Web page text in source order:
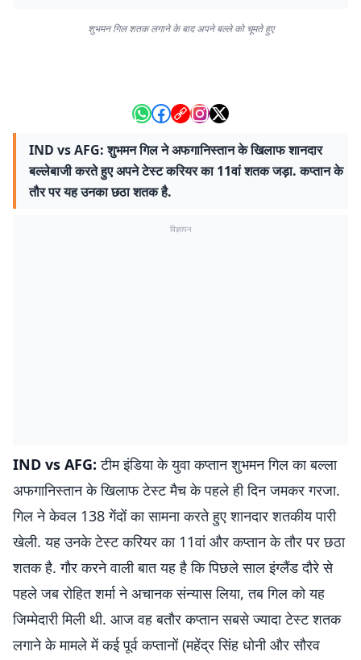
शुभमन गिल शतक लगाने के बाद अपने बल्ले को चूमते हुए
IND vs AFG: शुभमन गिल ने अफगानिस्तान के खिलाफ शानदार
बल्लेबाजी करते हुए अपने टेस्ट करियर का 11वां शतक जड़ा. कप्तान के
तौर पर यह उनका छठा शतक है.
विज्ञापन
IND vs AFG: टीम इंडिया के युवा कप्तान शुभमन गिल का बल्ला
अफगानिस्तान के खिलाफ टेस्ट मैच के पहले ही दिन जमकर गरजा.
गिल ने केवल 138 गेंदों का सामना करते हुए शानदार शतकीय पारी
खेली. यह उनके टेस्ट करियर का 11वां और कप्तान के तौर पर छठा
शतक है. गौर करने वाली बात यह है कि पिछले साल इंग्लैंड दौरे से
पहले जब रोहित शर्मा ने अचानक संन्यास लिया, तब गिल को यह
जिम्मेदारी मिली थी. आज वह बतौर कप्तान सबसे ज्यादा टेस्ट शतक
लगाने के मामले में कई पूर्व कप्तानों (महेंद्र सिंह धोनी और सौरव